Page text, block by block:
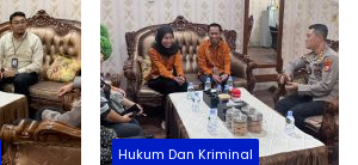
Hukum Dan Kriminal